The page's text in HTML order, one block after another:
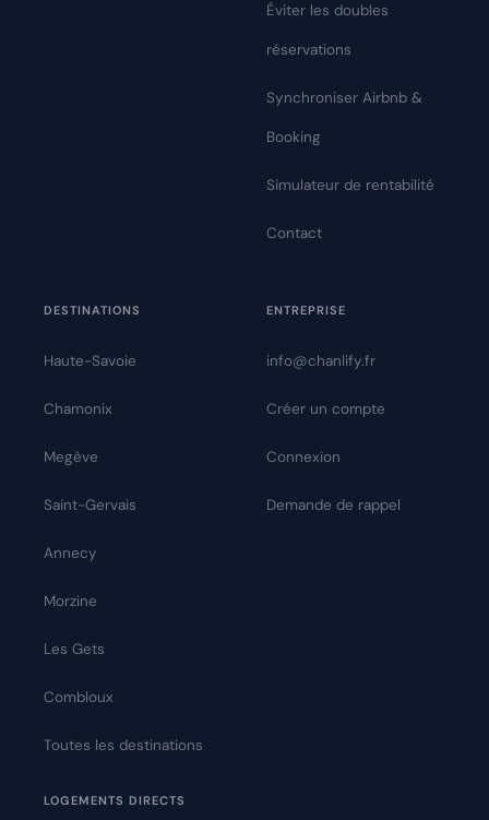
Éviter les doubles
réservations
Synchroniser Airbnb &
Booking
Simulateur de rentabilité
Contact
DESTINATIONS
Haute-Savoie
Chamonix
Megève
Saint-Gervais
Annecy
Morzine
Les Gets
Combloux
Toutes les destinations
LOGEMENTS DIRECTS
ENTREPRISE
info@chanlify.fr
Créer un compte
Connexion
Demande de rappel